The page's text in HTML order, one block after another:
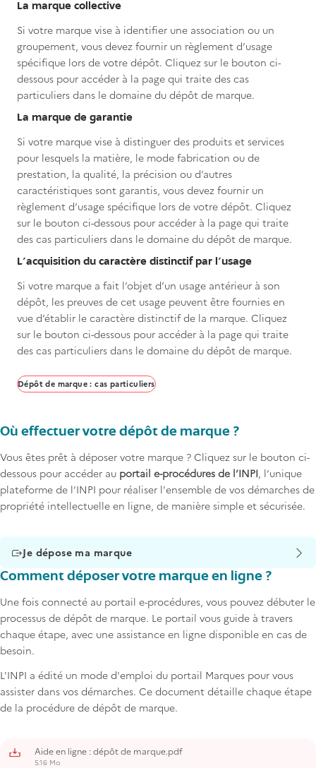
Contenu
La marque collective
Si votre marque vise à identifier une association ou un
groupement, vous devez fournir un règlement d’usage
spécifique lors de votre dépôt. Cliquez sur le bouton ci-
dessous pour accéder à la page qui traite des cas
particuliers dans le domaine du dépôt de marque.
La marque de garantie
Si votre marque vise à distinguer des produits et services
pour lesquels la matière, le mode fabrication ou de
prestation, la qualité, la précision ou d’autres
caractéristiques sont garantis, vous devez fournir un
règlement d’usage spécifique lors de votre dépôt. Cliquez
sur le bouton ci-dessous pour accéder à la page qui traite
des cas particuliers dans le domaine du dépôt de marque.
L’acquisition du caractère distinctif par l’usage
Si votre marque a fait l’objet d’un usage antérieur à son
dépôt, les preuves de cet usage peuvent être fournies en
vue d’établir le caractère distinctif de la marque. Cliquez
sur le bouton ci-dessous pour accéder à la page qui traite
des cas particuliers dans le domaine du dépôt de marque.
Dépôt de marque : cas particuliers
Où effectuer votre dépôt de marque ?
Vous êtes prêt à déposer votre marque ? Cliquez sur le bouton ci-
dessous pour accéder au portail e-procédures de l’INPI, l’unique
plateforme de l’INPI pour réaliser l'ensemble de vos démarches de
propriété intellectuelle en ligne, de manière simple et sécurisée.
Titre
Je dépose ma marque
Comment déposer votre marque en ligne ?
Une fois connecté au portail e-procédures, vous pouvez débuter le
processus de dépôt de marque. Le portail vous guide à travers
chaque étape, avec une assistance en ligne disponible en cas de
besoin.
L'INPI a édité un mode d'emploi du portail Marques pour vous
assister dans vos démarches. Ce document détaille chaque étape
de la procédure de dépôt de marque.
Aide en ligne : dépôt de marque.pdf
5.16 Mo